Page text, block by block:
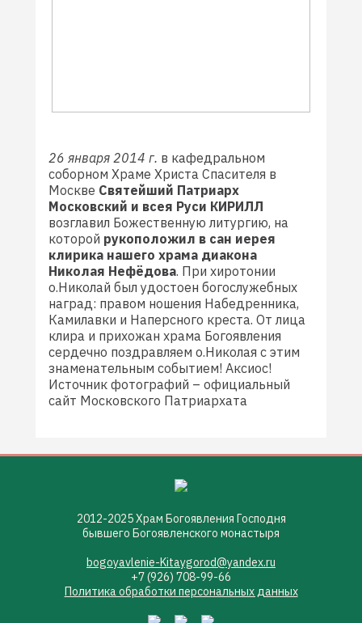
26 января 2014 г. в кафедральном
соборном Храме Христа Спасителя в
Москве Святейший Патриарх
Московский и всея Руси КИРИЛЛ
возглавил Божественную литургию, на
которой рукоположил в сан иерея
клирика нашего храма диакона
Николая Нефёдова. При хиротонии
о.Николай был удостоен богослужебных
наград: правом ношения Набедренника,
Камилавки и Наперсного креста. От лица
клира и прихожан храма Богоявления
сердечно поздравляем о.Николая с этим
знаменательным событием! Аксиос!
Источник фотографий – официальный
сайт Московского Патриархата
2012-2025 Храм Богоявления Господня
бывшего Богоявленского монастыря
bogoyavlenie-Kitaygorod@yandex.ru
+7 (926) 708-99-66
Политика обработки персональных данных